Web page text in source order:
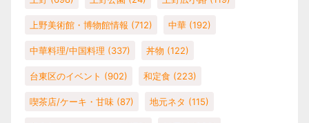
上野美術館・博物館情報 (712) 中華 (192)
中華料理/中国料理 (337) 丼物 (122)
台東区のイベント (902) 和定食 (223)
喫茶店/ケーキ・甘味 (87) 地元ネタ (115)